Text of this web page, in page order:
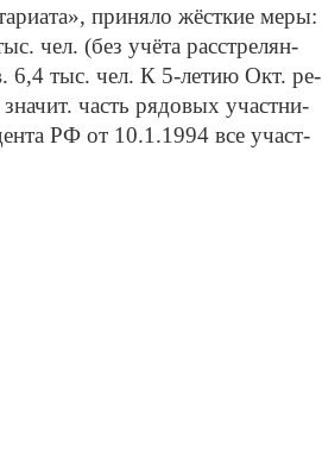
при­ня­ло жё­ст­кие ме­ры:
чел. (без учё­та рас­стре­лян­
6,4 тыс. чел. К 5-ле­тию Окт. ре­
часть ря­до­вых уча­ст­ни­
РФ от 10.1.1994 все уча­ст­